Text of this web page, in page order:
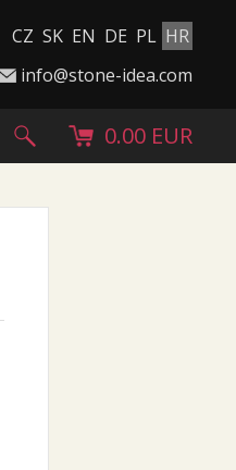
CZ SK EN DE PL HR
info@stone-idea.com
0.00 EUR